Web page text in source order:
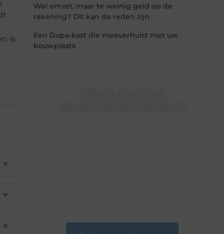
is
▼
▼
▼
Wel omzet, maar te weinig geld op de
rekening? Dit kan de reden zijn
Een Dupa-kast die meeverhuist met uw
bouwplaats